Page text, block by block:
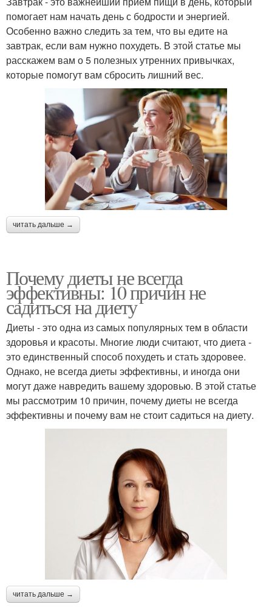
помогает нам начать день с бодрости и энергией.
Особенно важно следить за тем, что вы едите на
завтрак, если вам нужно похудеть. В этой статье мы
расскажем вам о 5 полезных утренних привычках,
которые помогут вам сбросить лишний вес.
читать дальше →
Почему диеты не всегда
эффективны: 10 причин не
садиться на диету
Диеты - это одна из самых популярных тем в области
здоровья и красоты. Многие люди считают, что диета -
это единственный способ похудеть и стать здоровее.
Однако, не всегда диеты эффективны, и иногда они
могут даже навредить вашему здоровью. В этой статье
мы рассмотрим 10 причин, почему диеты не всегда
эффективны и почему вам не стоит садиться на диету.
читать дальше →